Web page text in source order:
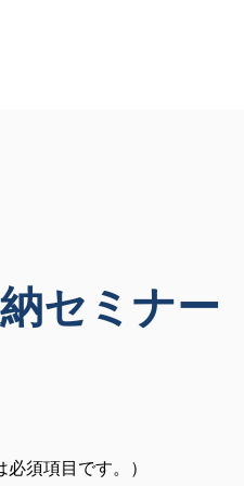
セミナー
須項目です。）